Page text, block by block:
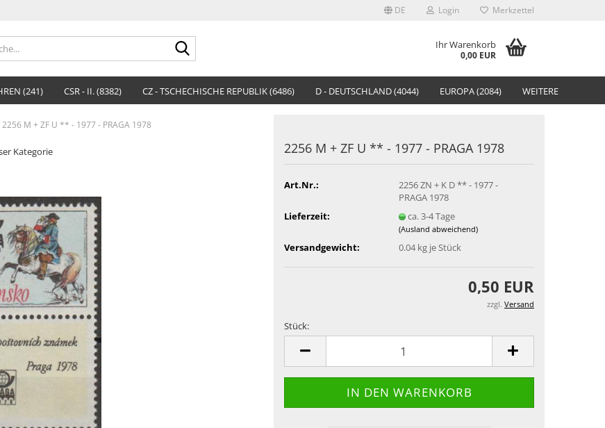
DE Login Merkzettel
Ihr Warenkorb
0,00 EUR
(241) CSR - II. (8382) CZ - TSCHECHISCHE REPUBLIK (6486) D - DEUTSCHLAND (4044) EUROPA (2084) WEITERE
2256 M + ZF U ** - 1977 - PRAGA 1978
Kategorie 2256 M + ZF U ** - 1977 - PRAGA 1978
Art.Nr.:
2256 ZN + K D ** - 1977 -
PRAGA 1978
Lieferzeit:
ca. 3-4 Tage
(Ausland abweichend)
Versandgewicht: 0.04kg je Stück
0,50 EUR
zzgl. Versand
Stück:
Stück